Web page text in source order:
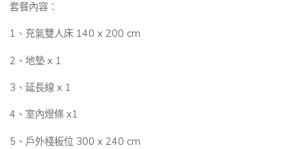
套餐內容：
1、充氣雙人床 140 x 200 cm
2、地墊 x 1
3、延長線 x 1
4、室內燈條 x1
5、戶外棧板位 300 x 240 cm